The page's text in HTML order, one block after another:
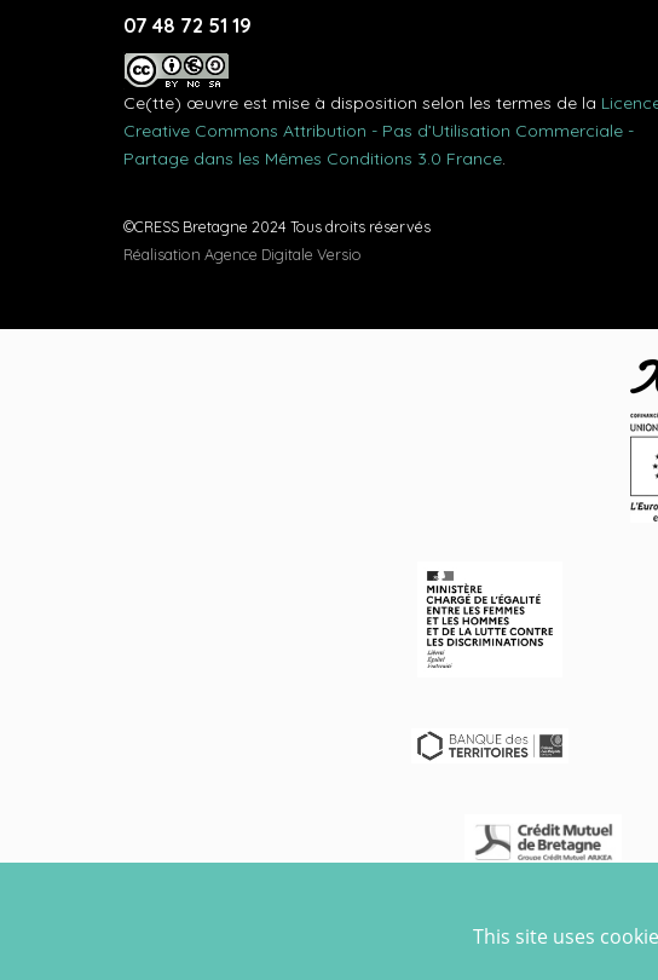
07 48 72 51 19
Ce(tte) œuvre est mise à disposition selon les termes de la
Creative Commons Attribution - Pas d’Utilisation Commerciale -
Partage dans les Mêmes Conditions 3.0 France.
©CRESS Bretagne 2024 Tous droits réservés
Réalisation Agence Digitale Versio
This site uses